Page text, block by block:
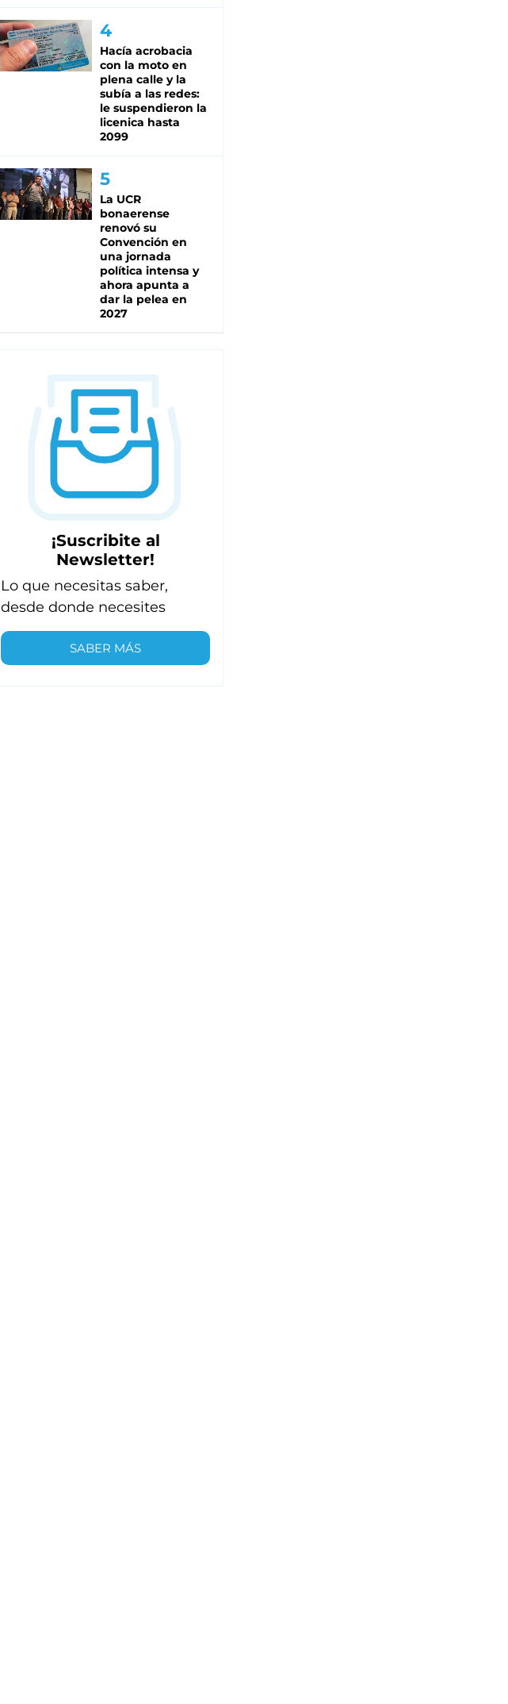
Hacía acrobacia
con la moto en
plena calle y la
subía a las redes:
le suspendieron la
licenica hasta
2099
La UCR
bonaerense
renovó su
Convención en
una jornada
política intensa y
ahora apunta a
dar la pelea en
2027
¡Suscribite al
Newsletter!
Lo que necesitas saber,
desde donde necesites
SABER MÁS